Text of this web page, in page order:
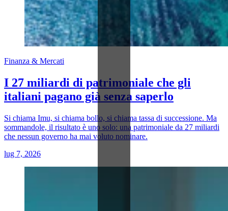
Finanza & Mercati
I 27 miliardi di patrimoniale che gli
italiani pagano già senza saperlo
Si chiama Imu, si chiama bollo, si chiama tassa di successione. Ma
sommandole, il risultato è uno solo: una patrimoniale da 27 miliardi
che nessun governo ha mai voluto nominare.
lug 7, 2026